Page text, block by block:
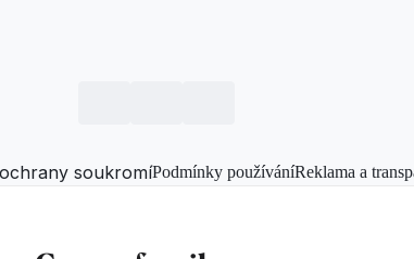
soukromíPodmínky používáníReklama a